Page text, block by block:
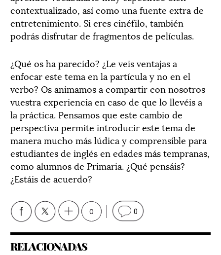
contextualizado, así como una fuente extra de
entretenimiento. Si eres cinéfilo, también
podrás disfrutar de fragmentos de películas.
¿Qué os ha parecido? ¿Le veis ventajas a
enfocar este tema en la partícula y no en el
verbo? Os animamos a compartir con nosotros
vuestra experiencia en caso de que lo llevéis a
la práctica. Pensamos que este cambio de
perspectiva permite introducir este tema de
manera mucho más lúdica y comprensible para
estudiantes de inglés en edades más tempranas,
como alumnos de Primaria. ¿Qué pensáis?
¿Estáis de acuerdo?
0 0
RELACIONADAS